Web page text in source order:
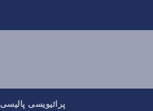
پرائیویسی پالیسی